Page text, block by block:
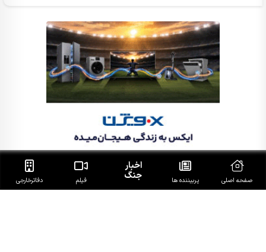
صفحه اصلی پربیننده ها
اخبار
جنگ فیلم دفاتر‌خارجی